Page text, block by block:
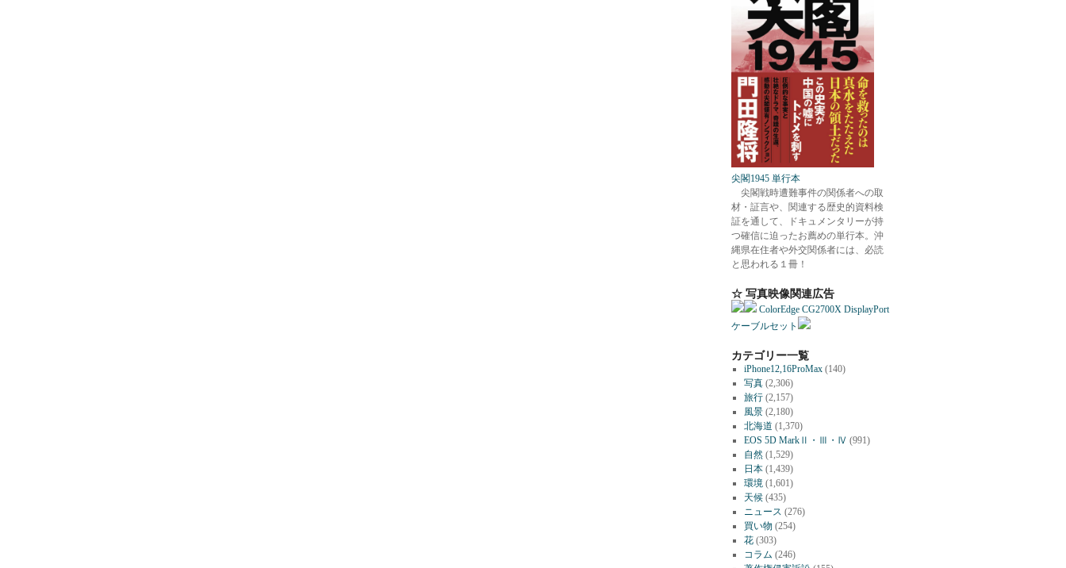
尖閣1945 単行本
尖閣戦時遭難事件の関係者への取
材・証言や、関連する歴史的資料検
証を通して、ドキュメンタリーが持
つ確信に迫ったお薦めの単行本。沖
縄県在住者や外交関係者には、必読
と思われる１冊！
☆ 写真映像関連広告
ColorEdge CG2700X DisplayPort
ケーブルセット
カテゴリー一覧
iPhone12,16ProMax(140)
写真(2,306)
旅行(2,157)
風景(2,180)
北海道 (1,370)
EOS 5D MarkⅡ・Ⅲ・Ⅳ (991)
自然(1,529)
日本(1,439)
環境 (1,601)
天候(435)
ニュース (276)
買い物 (254)
花(303)
コラム (246)